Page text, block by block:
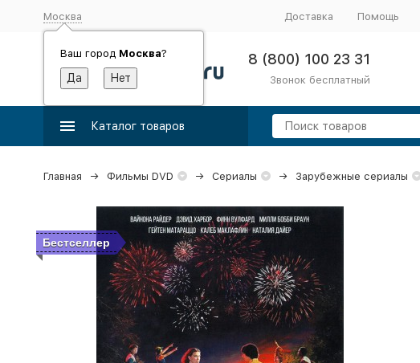
Москва
Ваш город Москва?
Доставка Помощь
8 (800) 100 23 31
Звонок бесплатный
Каталог товаров
Главная Фильмы DVD Сериалы Зарубежные сериалы
Бестселлер